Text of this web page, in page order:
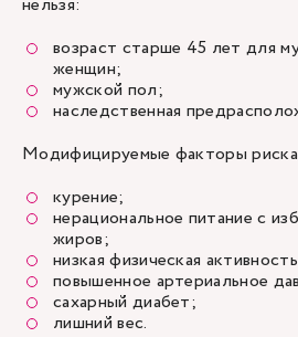
возраст старше 45 лет для
женщин;
мужской пол;
наследственная
Модифицируемые факторы
курение;
нерациональное питание с
жиров;
низкая физическая
повышенное артериальное
сахарный диабет;
лишний вес.